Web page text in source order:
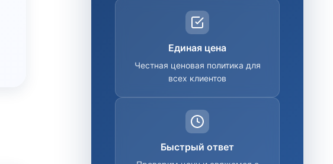
Единая цена
Честная ценовая политика для
всех клиентов
Быстрый ответ